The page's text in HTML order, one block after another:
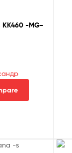
KK460 -MG-